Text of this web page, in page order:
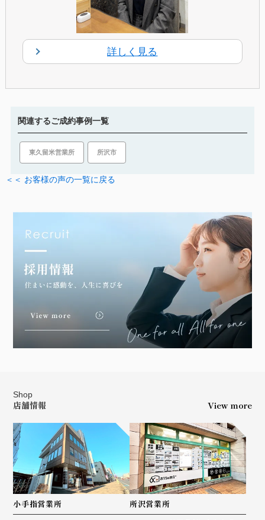
詳しく見る
関連するご成約事例一覧
東久留米営業所 所沢市
＜＜ お客様の声の一覧に戻る
Shop
店舗情報 View more
小手指営業所 所沢営業所